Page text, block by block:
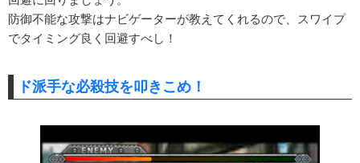
防御不能な攻撃はナビゲーターが教えてくれるので、スワイプ
でタイミング良く回避すべし！
ド派手な必殺技を叩きこめ！